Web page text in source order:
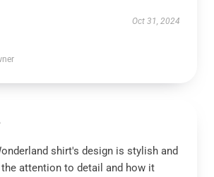
Oct 31, 2024
shirt's design is stylish and
attention to detail and how it